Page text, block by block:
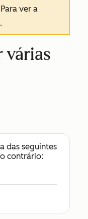
ver a
.
várias
das seguintes
contrário: